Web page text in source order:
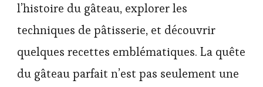
l’histoire du gâteau, explorer les
techniques de pâtisserie, et découvrir
quelques recettes emblématiques. La quête
du gâteau parfait n’est pas seulement une